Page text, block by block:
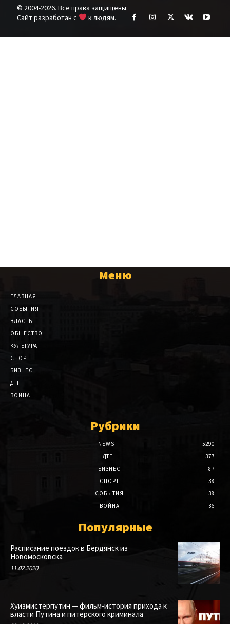
© 2004-2026. Все права защищены.
Cайт разработан с
к людям.
Меню
ГЛАВНАЯ
СОБЫТИЯ
ВЛАСТЬ
ОБЩЕСТВО
КУЛЬТУРА
СПОРТ
БИЗНЕС
ДТП
ВОЙНА
Рубрики
NEWS
5290
ДТП
377
БИЗНЕС
87
СПОРТ
38
СОБЫТИЯ
38
ВОЙНА
36
Популярные
Расписание поездок в Бердянск из
Новомосковска
11.02.2020
Хуизмистерпутин — фильм-история прихода к
власти Путина и питерского криминала